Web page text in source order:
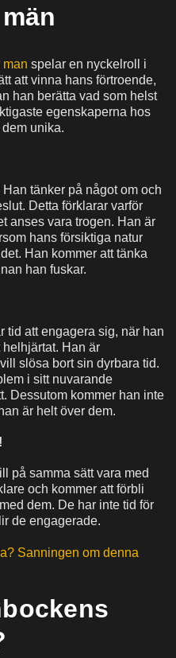
man spelar en nyckelroll i
att vinna hans förtroende,
han berätta vad som helst
egenskaperna hos
unika.
tänker på något om och
Detta förklarar varför
anses vara trogen. Han är
hans försiktiga natur
Han kommer att tänka
han fuskar.
tid att engagera sig, när han
Han är
slösa bort sin dyrbara tid.
i sitt nuvarande
Dessutom kommer han inte
är helt över dem.
på samma sätt vara med
och kommer att förbli
dem. De har inte tid för
de engagerade.
Sanningen om denna